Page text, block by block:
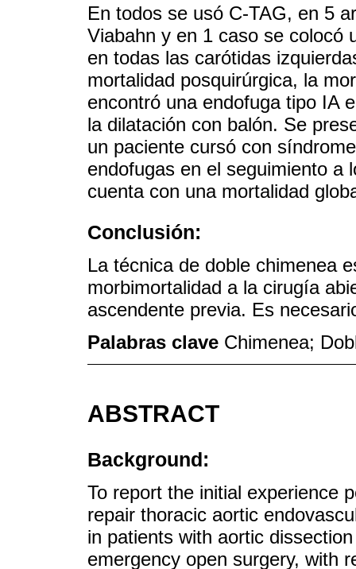
En todos se usó C-TAG, en 5
Viabahn y en 1 caso se colocó
en todas las carótidas
mortalidad posquirúrgica, la
encontró una endofuga tipo IA
la dilatación con balón. Se
un paciente cursó con
endofugas en el seguimiento a
cuenta con una mortalidad
Conclusión:
La técnica de doble chimenea
morbimortalidad a la cirugía
ascendente previa. Es
Palabras clave Chimenea;
ABSTRACT
Background:
To report the initial experience
repair thoracic aortic
in patients with aortic
emergency open surgery, with